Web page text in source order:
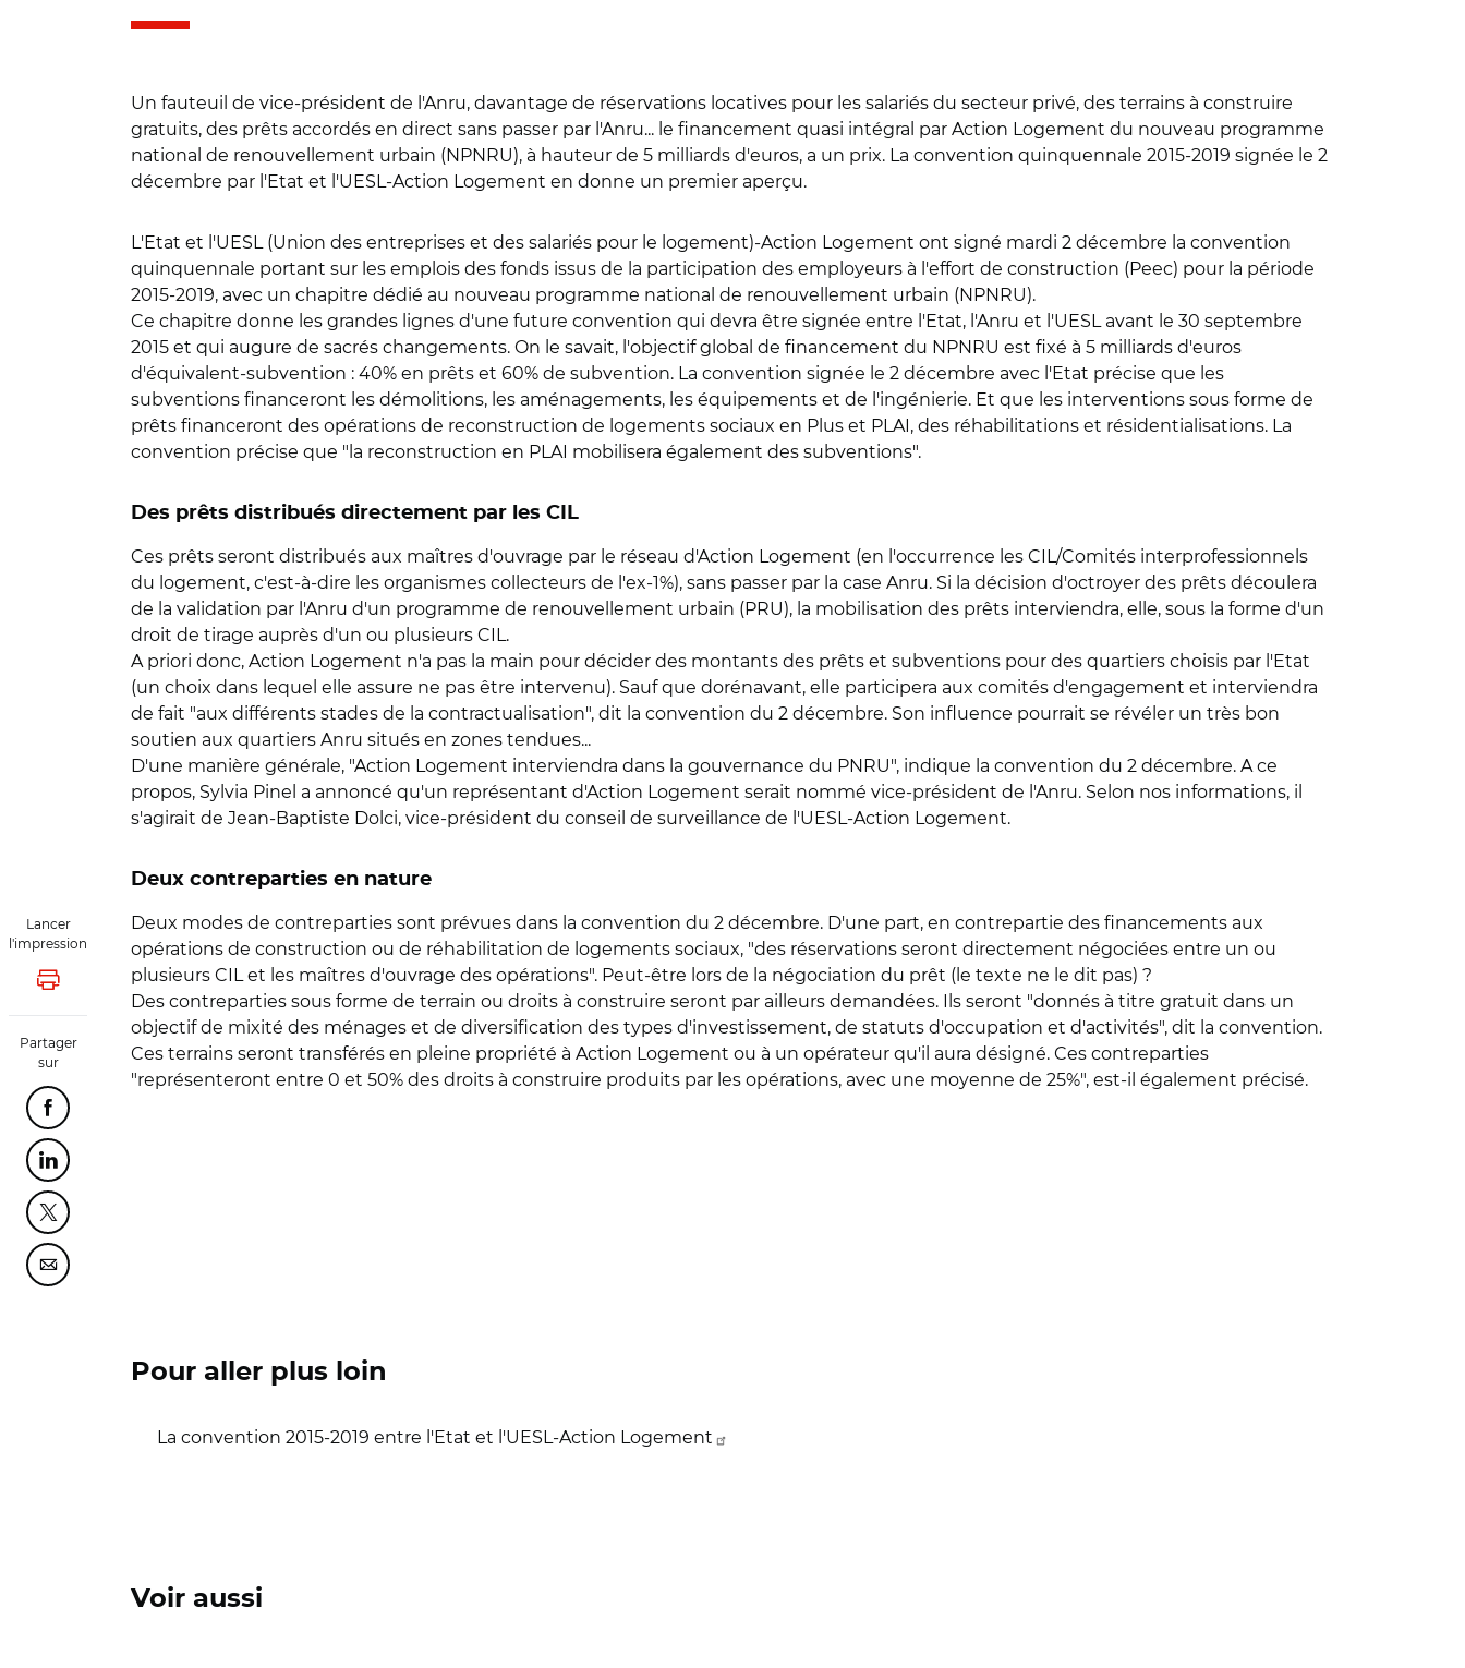
Lancer
l'impression
Lancer l'impression
Partager
sur
Partager cette page sur Facebook
Partager cette page sur Linkedin
Partager cette page sur Twitter
Partager cette page sur Courriel
Un fauteuil de vice-président de l'Anru, davantage de réservations locatives pour les salariés du secteur privé, des terrains à construire
gratuits, des prêts accordés en direct sans passer par l'Anru... le financement quasi intégral par Action Logement du nouveau programme
national de renouvellement urbain (NPNRU), à hauteur de 5 milliards d'euros, a un prix. La convention quinquennale 2015-2019 signée le 2
décembre par l'Etat et l'UESL-Action Logement en donne un premier aperçu.
L'Etat et l'UESL (Union des entreprises et des salariés pour le logement)-Action Logement ont signé mardi 2 décembre la convention
quinquennale portant sur les emplois des fonds issus de la participation des employeurs à l'effort de construction (Peec) pour la période
2015-2019, avec un chapitre dédié au nouveau programme national de renouvellement urbain (NPNRU).
Ce chapitre donne les grandes lignes d'une future convention qui devra être signée entre l'Etat, l'Anru et l'UESL avant le 30 septembre
2015 et qui augure de sacrés changements. On le savait, l'objectif global de financement du NPNRU est fixé à 5 milliards d'euros
d'équivalent-subvention : 40% en prêts et 60% de subvention. La convention signée le 2 décembre avec l'Etat précise que les
subventions financeront les démolitions, les aménagements, les équipements et de l'ingénierie. Et que les interventions sous forme de
prêts financeront des opérations de reconstruction de logements sociaux en Plus et PLAI, des réhabilitations et résidentialisations. La
convention précise que "la reconstruction en PLAI mobilisera également des subventions".
Des prêts distribués directement par les CIL
Ces prêts seront distribués aux maîtres d'ouvrage par le réseau d'Action Logement (en l'occurrence les CIL/Comités interprofessionnels
du logement, c'est-à-dire les organismes collecteurs de l'ex-1%), sans passer par la case Anru. Si la décision d'octroyer des prêts découlera
de la validation par l'Anru d'un programme de renouvellement urbain (PRU), la mobilisation des prêts interviendra, elle, sous la forme d'un
droit de tirage auprès d'un ou plusieurs CIL.
A priori donc, Action Logement n'a pas la main pour décider des montants des prêts et subventions pour des quartiers choisis par l'Etat
(un choix dans lequel elle assure ne pas être intervenu). Sauf que dorénavant, elle participera aux comités d'engagement et interviendra
de fait "aux différents stades de la contractualisation", dit la convention du 2 décembre. Son influence pourrait se révéler un très bon
soutien aux quartiers Anru situés en zones tendues...
D'une manière générale, "Action Logement interviendra dans la gouvernance du PNRU", indique la convention du 2 décembre. A ce
propos, Sylvia Pinel a annoncé qu'un représentant d'Action Logement serait nommé vice-président de l'Anru. Selon nos informations, il
s'agirait de Jean-Baptiste Dolci, vice-président du conseil de surveillance de l'UESL-Action Logement.
Deux contreparties en nature
Deux modes de contreparties sont prévues dans la convention du 2 décembre. D'une part, en contrepartie des financements aux
opérations de construction ou de réhabilitation de logements sociaux, "des réservations seront directement négociées entre un ou
plusieurs CIL et les maîtres d'ouvrage des opérations". Peut-être lors de la négociation du prêt (le texte ne le dit pas) ?
Des contreparties sous forme de terrain ou droits à construire seront par ailleurs demandées. Ils seront "donnés à titre gratuit dans un
objectif de mixité des ménages et de diversification des types d'investissement, de statuts d'occupation et d'activités", dit la convention.
Ces terrains seront transférés en pleine propriété à Action Logement ou à un opérateur qu'il aura désigné. Ces contreparties
"représenteront entre 0 et 50% des droits à construire produits par les opérations, avec une moyenne de 25%", est-il également précisé.
Pour aller plus loin
La convention 2015-2019 entre l'Etat et l'UESL-Action Logement
Voir aussi